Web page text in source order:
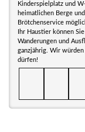
Kinderspielplatz und
heimatlichen Berge
Brötchenservice
Ihr Haustier können
Wanderungen und
ganzjährig. Wir würden
dürfen!